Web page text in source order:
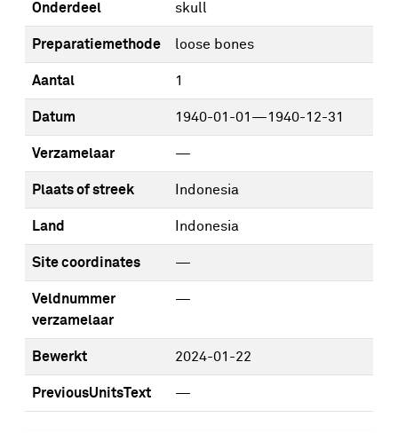
Onderdeel skull
Preparatiemethode loose bones
Aantal 1
Datum 1940-01-01—1940-12-31
Verzamelaar —
Plaats of streek Indonesia
Land Indonesia
Site coordinates —
Veldnummer
verzamelaar
—
Bewerkt 2024-01-22
PreviousUnitsText —